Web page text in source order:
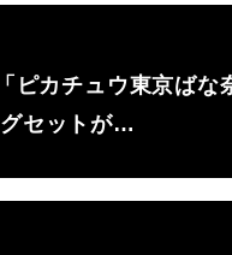
ピカチュウ東京ばな
セットが…